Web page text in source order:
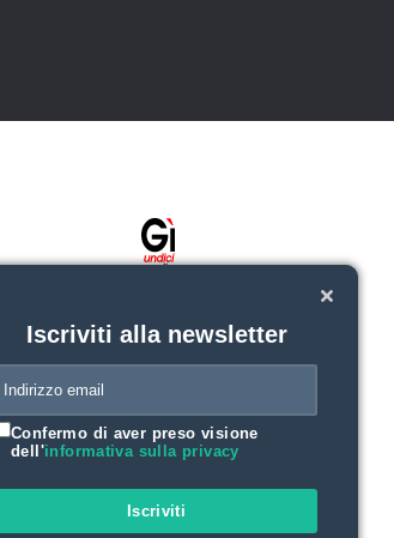
Iscriviti alla newsletter
Confermo di aver preso visione
dell'informativa sulla privacy
Iscriviti